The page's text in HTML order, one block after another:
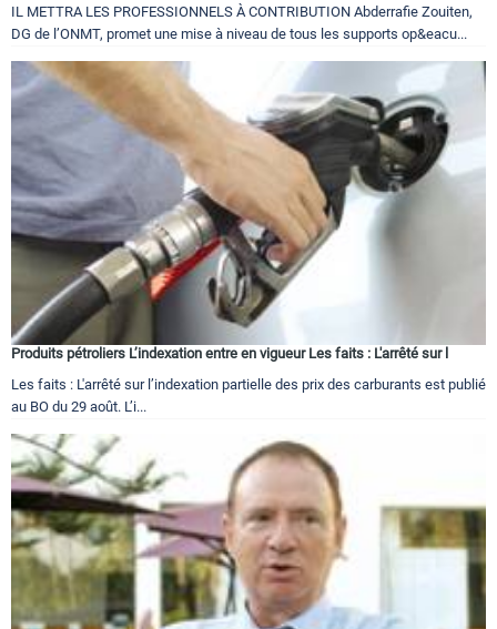
IL METTRA LES PROFESSIONNELS À CONTRIBUTION Abderrafie Zouiten,
DG de l’ONMT, promet une mise à niveau de tous les supports op&eacu...
Produits pétroliers L’indexation entre en vigueur Les faits : L'arrêté sur l
Les faits : L'arrêté sur l’indexation partielle des prix des carburants est publié
au BO du 29 août. L’i...